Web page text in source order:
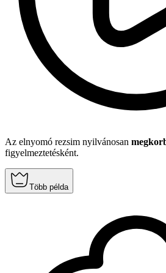
Az elnyomó rezsim nyilvánosan
figyelmeztetésként.
Több példa